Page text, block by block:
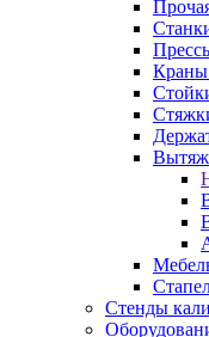
Краны
Стенды